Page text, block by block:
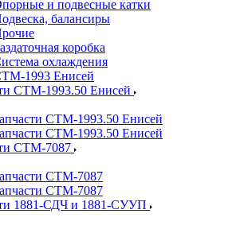
и подвесные катки
балансиры
коробка
охлаждения
1993 Енисей
СТМ-1993.50 Енисей
СТМ-1993.50 Енисей
СТМ-1993.50 Енисей
СТМ-7087
СТМ-7087
СТМ-7087
1881-СДЧ и 1881-СУУП